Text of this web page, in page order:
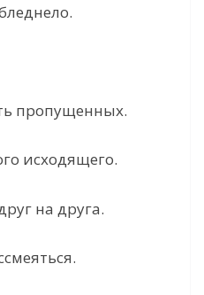
пропущенных.
исходящего.
на друга.